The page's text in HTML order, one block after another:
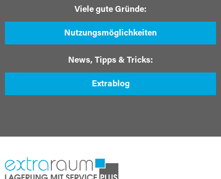
Viele gute Gründe:
Nutzungsmöglichkeiten
News, Tipps & Tricks:
Extrablog